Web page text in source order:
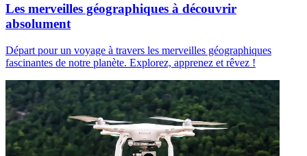
Les merveilles géographiques à découvrir
absolument
Départ pour un voyage à travers les merveilles géographiques
fascinantes de notre planète. Explorez, apprenez et rêvez !